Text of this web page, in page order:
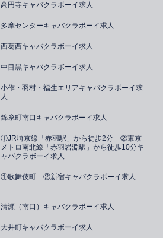
高円寺キャバクラボーイ求人
多摩センターキャバクラボーイ求人
西葛西キャバクラボーイ求人
中目黒キャバクラボーイ求人
小作・羽村・福生エリアキャバクラボーイ求
人
錦糸町南口キャバクラボーイ求人
①JR埼京線「赤羽駅」から徒歩2分 ②東京
メトロ南北線「赤羽岩淵駅」から徒歩10分キ
ャバクラボーイ求人
①歌舞伎町 ②新宿キャバクラボーイ求人
清瀬（南口）キャバクラボーイ求人
大井町キャバクラボーイ求人